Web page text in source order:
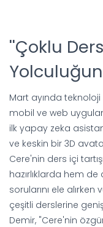
''Çoklu
Mart ayında
mobil ve web
ilk yapay zeka
ve keskin bir 3D
Cere'nin ders içi
hazırlıklarda hem
sorularını ele
çeşitli derslerine
Demir, "Cere'nin